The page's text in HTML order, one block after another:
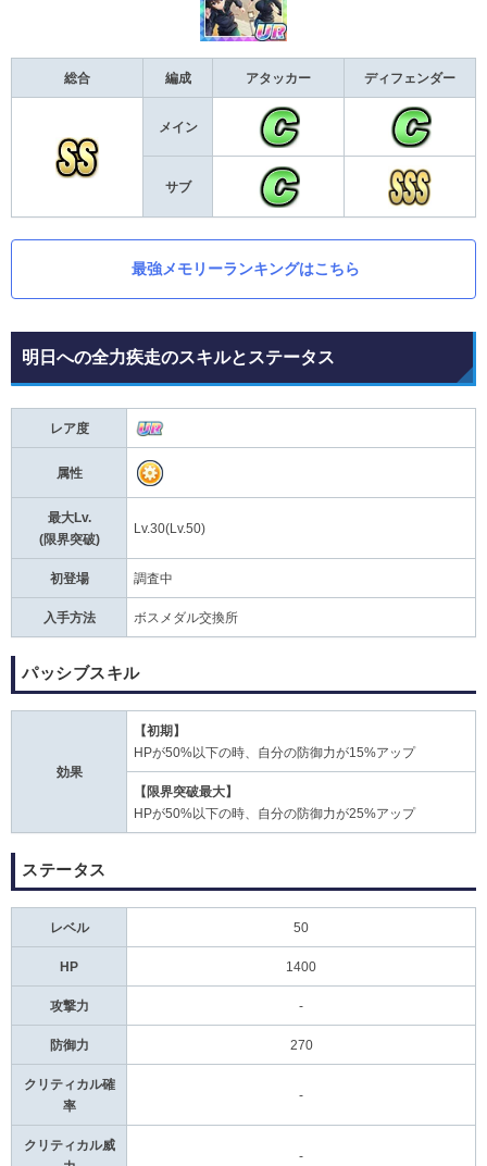
総合 編成 アタッカー ディフェンダー
メイン
サブ
最強メモリーランキングはこちら
明日への全力疾走のスキルとステータス
レア度
属性
最大Lv.
(限界突破)
Lv.30(Lv.50)
初登場 調査中
入手方法 ボスメダル交換所
パッシブスキル
効果
【初期】
HPが50%以下の時、自分の防御力が15%アップ
【限界突破最大】
HPが50%以下の時、自分の防御力が25%アップ
ステータス
レベル 50
HP 1400
攻撃力 -
防御力 270
クリティカル確
率
-
クリティカル威
-